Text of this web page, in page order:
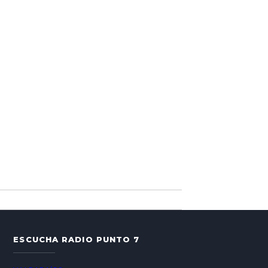
ESCUCHA RADIO PUNTO 7